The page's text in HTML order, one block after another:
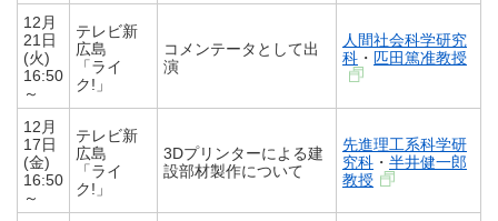
12月
21日
(火)
16:50
～
テレビ新
広島
「ライ
ク!」
コメンテータとして出
演
人間社会科学研究
科 ・ 匹田篤准教授
12月
17日
(金)
16:50
～
テレビ新
広島
「ライ
ク!」
3Dプリンターによる建
設部材製作について
先進理工系科学研
究科 ・ 半井健一郎
教授